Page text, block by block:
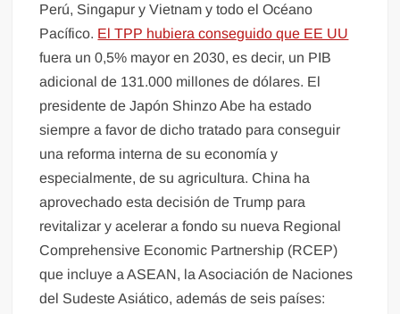
Perú, Singapur y Vietnam y todo el Océano
Pacífico. El TPP hubiera conseguido que EE UU
fuera un 0,5% mayor en 2030, es decir, un PIB
adicional de 131.000 millones de dólares. El
presidente de Japón Shinzo Abe ha estado
siempre a favor de dicho tratado para conseguir
una reforma interna de su economía y
especialmente, de su agricultura. China ha
aprovechado esta decisión de Trump para
revitalizar y acelerar a fondo su nueva Regional
Comprehensive Economic Partnership (RCEP)
que incluye a ASEAN, la Asociación de Naciones
del Sudeste Asiático, además de seis países: